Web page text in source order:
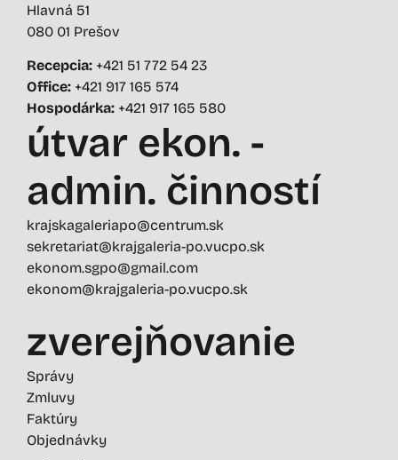
Hlavná 51
080 01 Prešov
Recepcia: +421 51 772 54 23
Office: +421 917 165 574
Hospodárka: +421 917 165 580
útvar ekon. -
admin. činností
krajskagaleriapo@centrum.sk
sekretariat@krajgaleria-po.vucpo.sk
ekonom.sgpo@gmail.com
ekonom@krajgaleria-po.vucpo.sk
zverejňovanie
Správy
Zmluvy
Faktúry
Objednávky